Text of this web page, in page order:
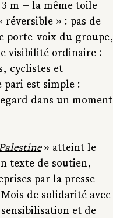
m — la même toile
réversible » : pas de
porte-voix du groupe,
visibilité ordinaire :
cyclistes et
est simple :
dans un moment
» atteint le
texte de soutien,
par la presse
de solidarité avec
et de